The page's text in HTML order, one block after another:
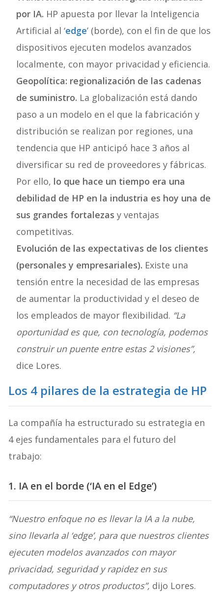
por IA. HP apuesta por llevar la Inteligencia
Artificial al ‘edge’ (borde), con el fin de que los
dispositivos ejecuten modelos avanzados
localmente, con mayor privacidad y eficiencia.
Geopolítica: regionalización de las cadenas
de suministro. La globalización está dando
paso a un modelo en el que la fabricación y
distribución se realizan por regiones, una
tendencia que HP anticipó hace 3 años al
diversificar su red de proveedores y fábricas.
Por ello, lo que hace un tiempo era una
debilidad de HP en la industria es hoy una de
sus grandes fortalezas y ventajas
competitivas.
Evolución de las expectativas de los clientes
(personales y empresariales). Existe una
tensión entre la necesidad de las empresas
de aumentar la productividad y el deseo de
los empleados de mayor flexibilidad. “La
oportunidad es que, con tecnología, podemos
construir un puente entre estas 2 visiones”,
dice Lores.
Los 4 pilares de la estrategia de HP
La compañía ha estructurado su estrategia en
4 ejes fundamentales para el futuro del
trabajo:
1. IA en el borde (‘IA en el Edge’)
“Nuestro enfoque no es llevar la IA a la nube,
sino llevarla al ‘edge’, para que nuestros clientes
ejecuten modelos avanzados con mayor
privacidad, seguridad y rapidez en sus
computadores y otros productos”, dijo Lores.